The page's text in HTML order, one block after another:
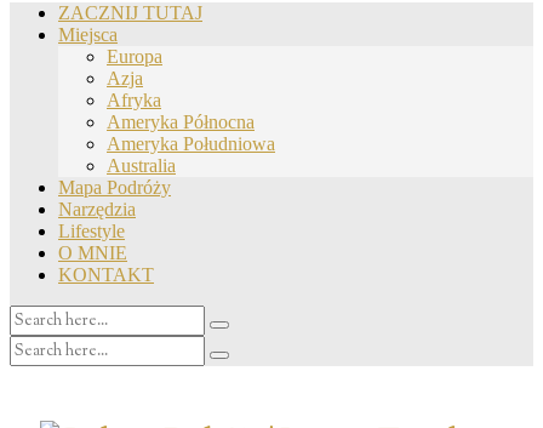
ZACZNIJ TUTAJ
Miejsca
Europa
Azja
Afryka
Ameryka Północna
Ameryka Południowa
Australia
Mapa Podróży
Narzędzia
Lifestyle
O MNIE
KONTAKT